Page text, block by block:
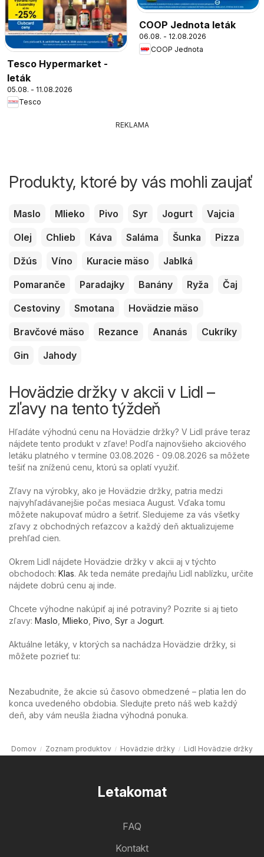
Tesco Hypermarket -
leták
05.08. - 11.08.2026
Tesco
COOP Jednota leták
06.08. - 12.08.2026
COOP Jednota
REKLAMA
Produkty, ktoré by vás mohli zaujať
Maslo Mlieko Pivo Syr Jogurt
Vajcia
Olej
Chlieb Káva Saláma Šunka
Pizza
Džús
Víno Kuracie mäso
Jablká
Pomaranče
Paradajky Banány Ryža
Čaj
Cestoviny
Smotana
Hovädzie mäso
Bravčové mäso
Rezance Ananás
Cukríky
Gin
Jahody
Hovädzie držky v akcii v Lidl –
zľavy na tento týždeň
Hľadáte výhodnú cenu na Hovädzie držky? V Lidl práve teraz
nájdete tento produkt v zľave! Podľa najnovšieho akciového
letáku platného v termíne 03.08.2026 - 09.08.2026 sa môžete
tešiť na zníženú cenu, ktorú sa oplatí využiť.
Zľavy na výrobky, ako je Hovädzie držky, patria medzi
najvyhľadávanejšie počas mesiaca August. Vďaka tomu
môžete nakupovať múdro a šetriť. Sledujeme za vás všetky
zľavy z obchodných reťazcov a každý deň aktualizujeme
prehľad cien.
Okrem Lidl nájdete Hovädzie držky v akcii aj v týchto
obchodoch: Klas. Ak teda nemáte predajňu Lidl nablízku, určite
nájdete dobrú cenu aj inde.
Chcete výhodne nakúpiť aj iné potraviny? Pozrite si aj tieto
zľavy: Maslo Mlieko Pivo Syr a Jogurt.
Aktuálne letáky, v ktorých sa nachádza Hovädzie držky, si
môžete pozrieť tu:
Nezabudnite, že akcie sú časovo obmedzené – platia len do
konca uvedeného obdobia. Sledujte preto náš web každý
deň, aby vám neušla žiadna výhodná ponuka.
Domov Zoznam produktov Hovädzie držky Lidl Hovädzie držky
Letakomat
FAQ
Kontakt